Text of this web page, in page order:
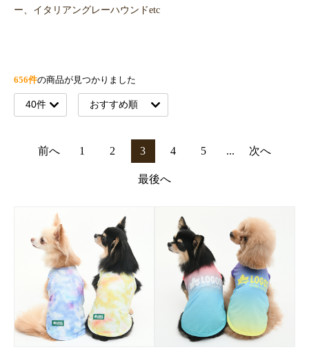
ー、イタリアングレーハウンドetc
656件の商品が見つかりました
前へ 1 2 3 4 5 ... 次へ
最後へ